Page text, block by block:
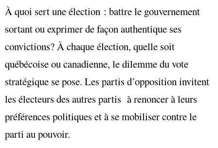
À quoi sert une élection : battre le gouvernement
sortant ou exprimer de façon authentique ses
convictions? À chaque élection, quelle soit
québécoise ou canadienne, le dilemme du vote
stratégique se pose. Les partis d’opposition invitent
les électeurs des autres partis à renoncer à leurs
préférences politiques et à se mobiliser contre le
parti au pouvoir.